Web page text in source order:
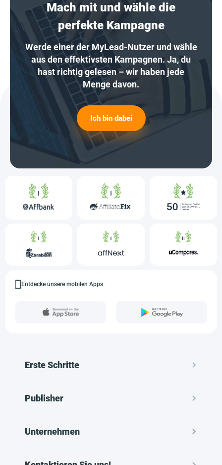
Mach mit und wähle die
perfekte Kampagne
Werde einer der MyLead-Nutzer und wähle
aus den effektivsten Kampagnen. Ja, du
hast richtig gelesen – wir haben jede
Menge davon.
Ich bin dabei
Entdecke unsere mobilen Apps
Erste Schritte
Publisher
Unternehmen